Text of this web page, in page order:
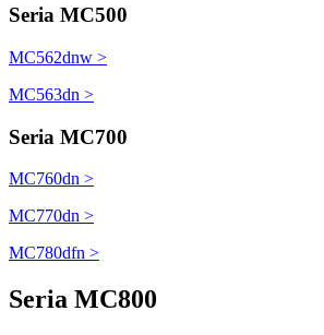
Seria MC500
MC562dnw >
MC563dn >
Seria MC700
MC760dn >
MC770dn >
MC780dfn >
Seria MC800